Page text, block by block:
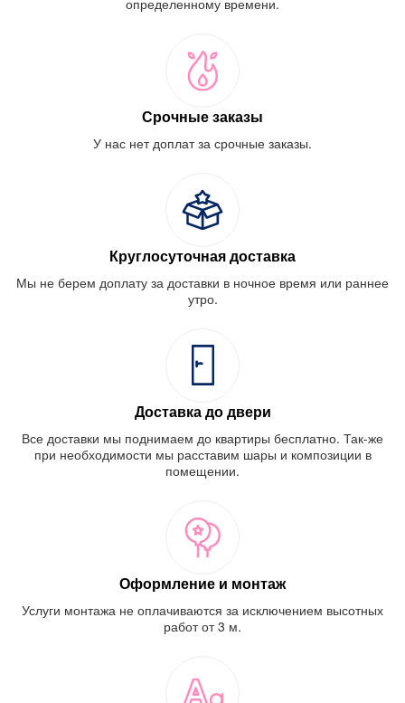
Срочные заказы
У нас нет доплат за срочные заказы.
Круглосуточная доставка
Мы не берем доплату за доставки в ночное время или раннее
утро.
Доставка до двери
Все доставки мы поднимаем до квартиры бесплатно. Так-же
при необходимости мы расставим шары и композиции в
помещении.
Оформление и монтаж
Услуги монтажа не оплачиваются за исключением высотных
работ от 3 м.